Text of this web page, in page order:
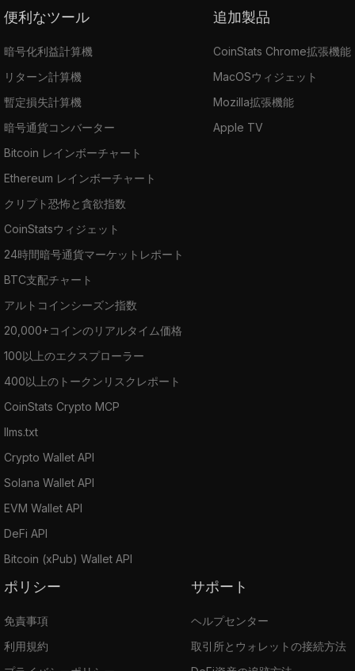
便利なツール
暗号化利益計算機
リターン計算機
暫定損失計算機
暗号通貨コンバーター
Bitcoin レインボーチャート
Ethereum レインボーチャート
クリプト恐怖と貪欲指数
CoinStatsウィジェット
24時間暗号通貨マーケットレポート
BTC支配チャート
アルトコインシーズン指数
20,000+コインのリアルタイム価格
100以上のエクスプローラー
400以上のトークンリスクレポート
CoinStats Crypto MCP
llms.txt
Crypto Wallet API
Solana Wallet API
EVM Wallet API
DeFi API
Bitcoin (xPub) Wallet API
追加製品
CoinStats Chrome拡張機能
MacOSウィジェット
Mozilla拡張機能
Apple TV
ポリシー
免責事項
利用規約
サポート
ヘルプセンター
取引所とウォレットの接続方法